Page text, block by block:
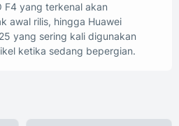
F4 yang terkenal akan
awal rilis, hingga Huawei
yang sering kali digunakan
ketika sedang bepergian.